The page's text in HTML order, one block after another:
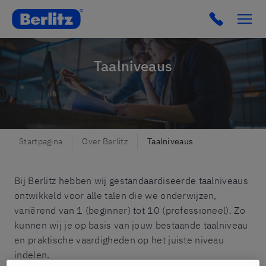
Berlitz Belgium Click to
Taalniveaus
Startpagina Over Berlitz Taalniveaus
Bij Berlitz hebben wij gestandaardiseerde taalniveaus
ontwikkeld voor alle talen die we onderwijzen,
variërend van 1 (beginner) tot 10 (professioneel). Zo
kunnen wij je op basis van jouw bestaande taalniveau
en praktische vaardigheden op het juiste niveau
indelen.